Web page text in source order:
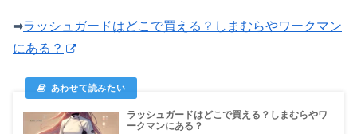
➡ラッシュガードはどこで買える？しまむらやワークマン
にある？
ラッシュガードはどこで買える？しまむらやワ
ークマンにある？